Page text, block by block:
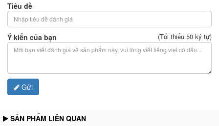
Tiêu đề
Ý kiến của bạn (Tối thiểu 50 ký tự)
Gửi
SẢN PHẨM LIÊN QUAN